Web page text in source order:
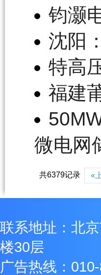
钧灏
沈阳
特高
福建
微电网
共6379记录 «
联系地址：北
楼30层
广告热线：